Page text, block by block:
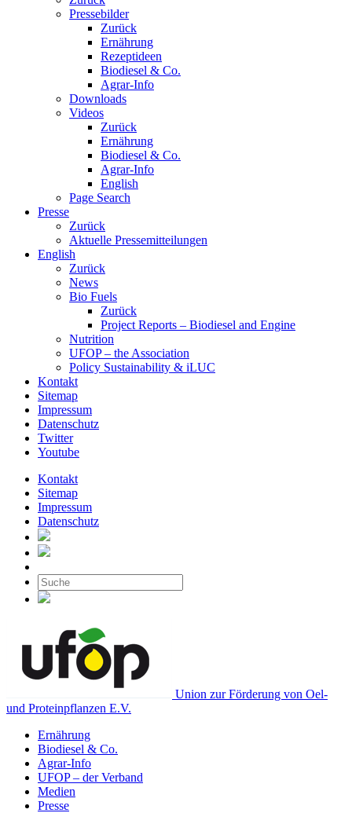
Pressebilder
Zurück
Ernährung
Rezeptideen
Biodiesel & Co.
Agrar-Info
Downloads
Videos
Zurück
Ernährung
Biodiesel & Co.
Agrar-Info
English
Page Search
Presse
Zurück
Aktuelle Pressemitteilungen
English
Zurück
News
Bio Fuels
Zurück
Project Reports – Biodiesel and Engine
Nutrition
UFOP – the Association
Policy Sustainability & iLUC
Kontakt
Sitemap
Impressum
Datenschutz
Twitter
Youtube
Kontakt
Sitemap
Impressum
Datenschutz
Union zur Förderung von Oel-
und Proteinpflanzen E.V.
Ernährung
Biodiesel & Co.
Agrar-Info
UFOP – der Verband
Medien
Presse